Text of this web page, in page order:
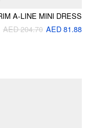
AED 81.88
AED 204.70